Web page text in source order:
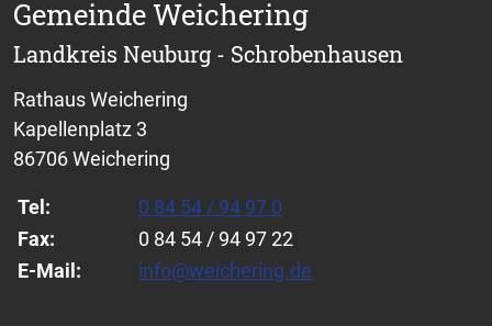
Gemeinde Weichering
Landkreis Neuburg - Schrobenhausen
Rathaus Weichering
Kapellenplatz 3
86706 Weichering
Tel:
0 84 54 / 94 97 0
Fax:
0 84 54 / 94 97 22
E-Mail:
info@weichering.de